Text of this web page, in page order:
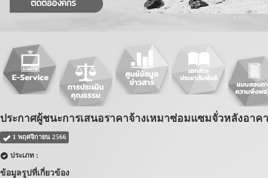
ประกาศผู้ชนะการเสนอราคาจ้างเหมาซ่อมแซมจั่วหลังอา
1 พฤศจิกายน 2566
ประเภท :
ข้อมูลรูปที่เกี่ยวข้อง